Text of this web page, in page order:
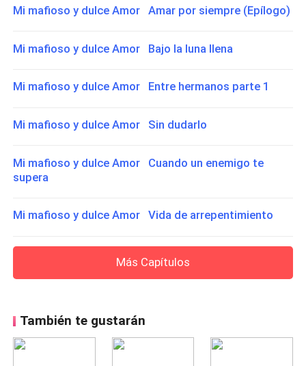
Mi mafioso y dulce Amor Amar por siempre (Epílogo)
Mi mafioso y dulce Amor Bajo la luna llena
Mi mafioso y dulce Amor Entre hermanos parte 1
Mi mafioso y dulce Amor Sin dudarlo
Mi mafioso y dulce Amor Cuando un enemigo te
supera
Mi mafioso y dulce Amor Vida de arrepentimiento
Más Capítulos
También te gustarán